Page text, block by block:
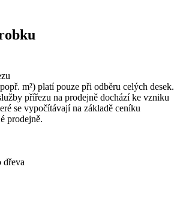
m²) platí pouze při odběru celých desek.
přířezu na prodejně dochází ke vzniku
se vypočítávají na základě ceníku
prodejně.
dřeva